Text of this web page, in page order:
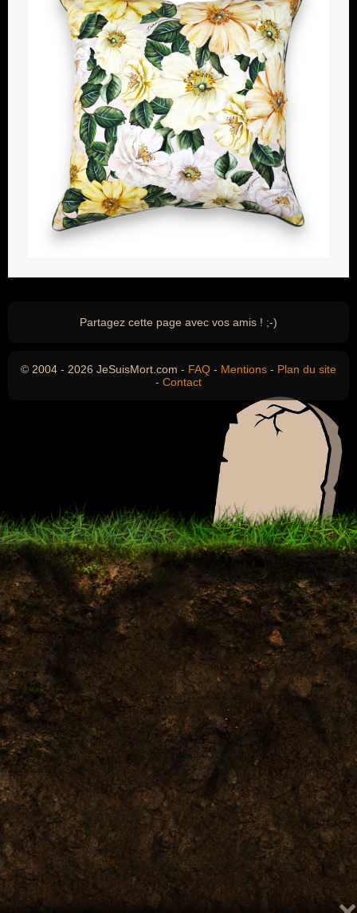
Partagez cette page avec vos amis ! ;-)
© 2004 - 2026 JeSuisMort.com - FAQ - Mentions - Plan du site
- Contact